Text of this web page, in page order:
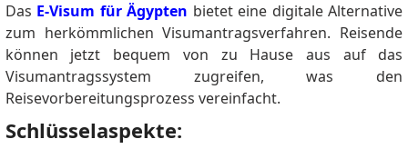
Das E-Visum für Ägypten bietet eine digitale Alternative
zum herkömmlichen Visumantragsverfahren. Reisende
können jetzt bequem von zu Hause aus auf das
Visumantragssystem zugreifen, was den
Reisevorbereitungsprozess vereinfacht.
Schlüsselaspekte: